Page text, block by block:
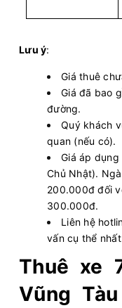
Lưu ý:
Giá thuê
Giá đã bao
đường.
Quý khách
quan (nếu có).
Giá áp
Chủ Nhật).
200.000đ đối
300.000đ.
Liên hệ
vấn cụ thể
Thuê xe
Vũng